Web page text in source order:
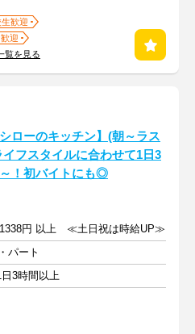
歓迎
迎
覧を見る
シローのキッチン】(朝～ラス
イフスタイルに合わせて1日3
！初バイトにも◎
1338円 以上 ≪土日祝は時給UP≫
パート
3時間以上